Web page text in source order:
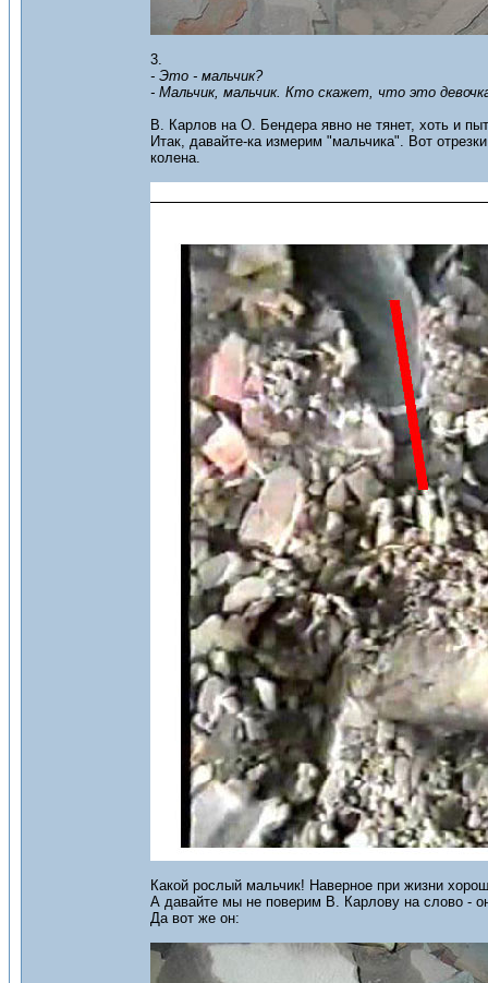
3.
- Это - мальчик?
- Мальчик, мальчик. Кто скажет, что это
В. Карлов на О. Бендера явно не тянет, хоть и
Итак, давайте-ка измерим "мальчика". Вот
колена.
Какой рослый мальчик! Наверное при жизни
А давайте мы не поверим В. Карлову на слово -
Да вот же он: